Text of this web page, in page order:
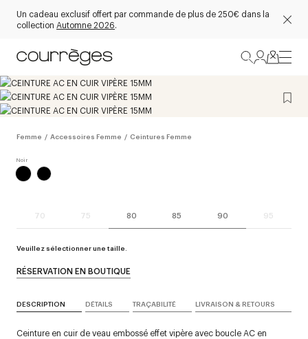
Un cadeau exclusif offert par commande de plus de 250€ dans la
collection Automne 2026.
Femme / Accessoires Femme / Ceintures Femme
70 75 80 85 90 95
Veuillez sélectionner une taille.
RÉSERVATION EN BOUTIQUE
DESCRIPTION DÉTAILS TRAÇABILITÉ LIVRAISON & RETOURS
Ceinture en cuir de veau embossé effet vipère avec boucle AC en